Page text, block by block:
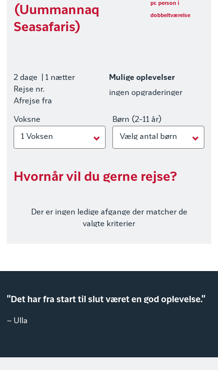
(Uummannaq
Seasafaris)
pr. person i
dobbeltværelse
2 dage
| 1 nætter
Rejse nr.
Afrejse fra
Mulige oplevelser
ingen opgraderinger
Voksne
1 Voksen
Børn (2-11 år)
Vælg antal børn
Hvornår vil du gerne rejse?
Der er ingen ledige afgange der matcher de
valgte kriterier
"Det har fra start til slut været en god oplevelse."
– Ulla